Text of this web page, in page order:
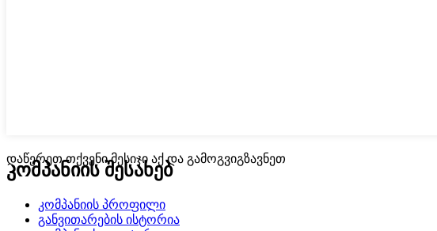
დაწერეთ თქვენი მესიჯი აქ და გამოგვიგზავნეთ
კომპანიის შესახებ
კომპანიის პროფილი
განვითარების ისტორია